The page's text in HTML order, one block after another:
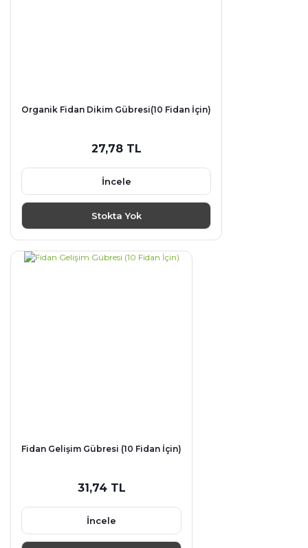
Organik Fidan Dikim Gübresi(10 Fidan İçin)
27,78 TL
İncele
Stokta Yok
Fidan Gelişim Gübresi (10 Fidan İçin)
31,74 TL
İncele